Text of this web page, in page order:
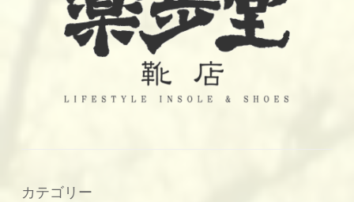
カテゴリー